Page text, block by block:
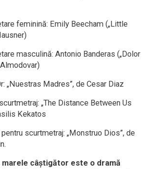
feminină: Emily Beecham („Little
masculină: Antonio Banderas („Dolor
„Nuestras Madres”, de Cesar Diaz
„The Distance Between Us
Kekatos
scurtmetraj: „Monstruo Dios”, de
marele câștigător este o dramă